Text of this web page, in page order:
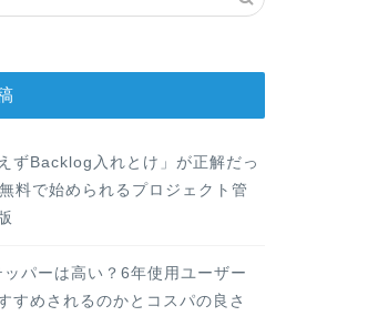
ずBacklog入れとけ」が正解だっ
料で始められるプロジェクト管
パーは高い？6年使用ユーザー
すめされるのかとコスパの良さ